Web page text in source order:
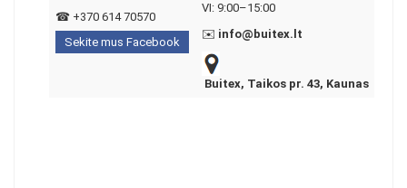
☎ +370 614 70570
Sekite mus Facebook
VI: 9:00–15:00
✉️ info@buitex.lt
Buitex, Taikos pr. 43, Kaunas